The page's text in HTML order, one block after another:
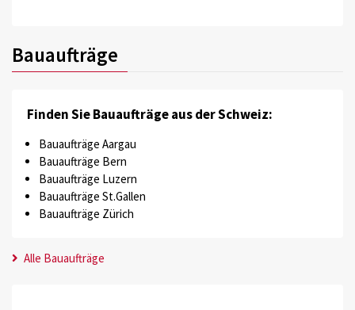
Bauaufträge
Finden Sie Bauaufträge aus der Schweiz:
Bauaufträge Aargau
Bauaufträge Bern
Bauaufträge Luzern
Bauaufträge St.Gallen
Bauaufträge Zürich
Alle Bauaufträge